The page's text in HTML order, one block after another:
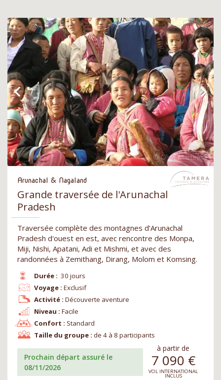
Arunachal & Nagaland
Grande traversée de l'Arunachal
Pradesh
Traversée complète des montagnes d’Arunachal
Pradesh d'ouest en est, avec rencontre des Monpa,
Miji, Nishi, Apatani, Adi et Mishmi, et avec des
randonnées à Zemithang, Dirang, Molom et Komsing.
Durée : 30 jours
Niveau : Facile
Voyage : Exclusif
Confort : Standard
Activité : Découverte aventure
Taille du groupe : de 4 à 8 participants
Prochain départ assuré le
08/11/2026
à partir de
7 090 €
VOL INTERNATIONAL
INCLUS